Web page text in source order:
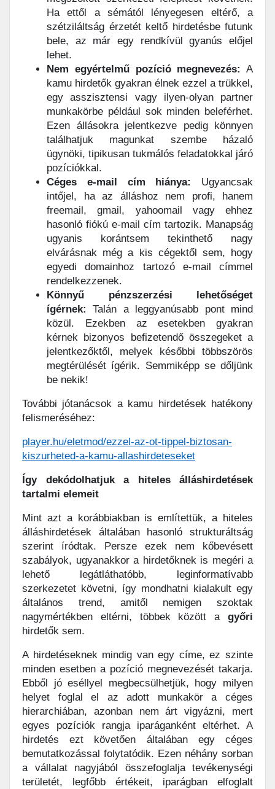
Ha ettől a sémától lényegesen eltérő, a
szétziláltság érzetét keltő hirdetésbe futunk
bele, az már egy rendkívül gyanús előjel
lehet.
Nem egyértelmű pozíció megnevezés: A
kamu hirdetők gyakran élnek ezzel a trükkel,
egy asszisztensi vagy ilyen-olyan partner
munkakörbe például sok minden beleférhet.
Ezen állásokra jelentkezve pedig könnyen
találhatjuk magunkat szembe házaló
ügynöki, tipikusan tukmálós feladatokkal járó
pozíciókkal.
Céges e-mail cím hiánya: Ugyancsak
intőjel, ha az álláshoz nem profi, hanem
freemail, gmail, yahoomail vagy ehhez
hasonló fiókú e-mail cím tartozik. Manapság
ugyanis korántsem tekinthető nagy
elvárásnak még a kis cégektől sem, hogy
egyedi domainhoz tartozó e-mail címmel
rendelkezzenek.
Könnyű pénzszerzési lehetőséget
ígérnek:
Talán a leggyanúsabb pont mind
közül. Ezekben az esetekben gyakran
kérnek bizonyos befizetendő összegeket a
jelentkezőktől, melyek későbbi többszörös
megtérülését ígérik. Semmiképp se dőljünk
be nekik!
További jótanácsok a kamu hirdetések hatékony
felismeréséhez:
player.hu/eletmod/ezzel-az-ot-tippel-biztosan-
kiszurheted-a-kamu-allashirdeteseket
Így dekódolhatjuk a hiteles álláshirdetések
tartalmi elemeit
Mint azt a korábbiakban is említettük, a hiteles
álláshirdetések általában hasonló strukturáltság
szerint íródtak. Persze ezek nem kőbevésett
szabályok, ugyanakkor a hirdetőknek is megéri a
lehető legátláthatóbb, leginformatívabb
szerkezetet követni, így mondhatni kialakult egy
általános trend, amitől nemigen szoktak
nagymértékben eltérni, többek között a győri
hirdetők sem.
A hirdetéseknek mindig van egy címe, ez szinte
minden esetben a pozíció megnevezését takarja.
Ebből jó eséllyel megbecsülhetjük, hogy milyen
helyet foglal el az adott munkakör a céges
hierarchiában, azonban nem árt vigyázni, mert
egyes pozíciók rangja iparáganként eltérhet. A
hirdetés ezt követően általában egy céges
bemutatkozással folytatódik. Ezen néhány sorban
a vállalat nagyjából összefoglalja tevékenységi
területét, legfőbb értékeit, iparágban elfoglalt